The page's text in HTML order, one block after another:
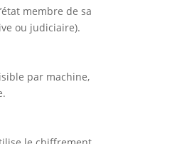
membre de sa
ou judiciaire).
par machine,